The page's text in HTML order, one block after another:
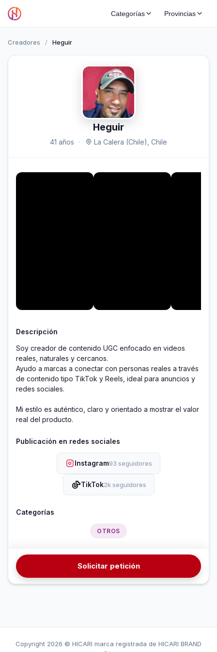
Categorías Provincias
Creadores / Heguir
Heguir
41 años · La Calera (Chile), Chile
Descripción
Soy creador de contenido UGC enfocado en videos
reales, naturales y cercanos.
Ayudo a marcas a conectar con personas reales a través
de contenido tipo TikTok y Reels, ideal para anuncios y
redes sociales.
Mi estilo es auténtico, claro y orientado a mostrar el valor
real del producto.
Publicación en redes sociales
Instagram93 seguidores
TikTok2k seguidores
Categorías
OTROS
Solicitar petición
Copyright 2026 © HICARI marca registrada de HICARI BRAND